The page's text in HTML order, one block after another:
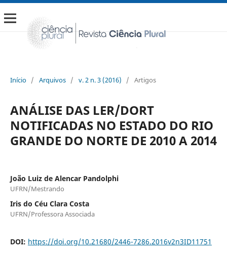
Início / Arquivos / v. 2 n. 3 (2016) / Artigos
ANÁLISE DAS LER/DORT
NOTIFICADAS NO ESTADO DO RIO
GRANDE DO NORTE DE 2010 A 2014
João Luiz de Alencar Pandolphi
UFRN/Mestrando
Iris do Céu Clara Costa
UFRN/Professora Associada
DOI: https://doi.org/10.21680/2446-7286.2016v2n3ID11751